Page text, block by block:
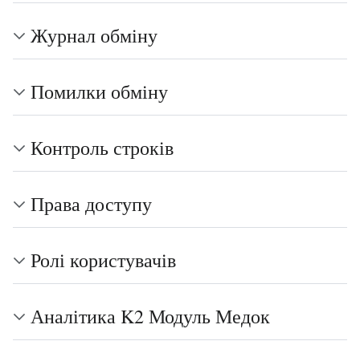
Журнал обміну
Помилки обміну
Контроль строків
Права доступу
Ролі користувачів
Аналітика K2 Модуль Медок